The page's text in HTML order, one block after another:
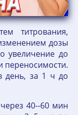
титрования,
дозы
увеличение до
переносимости.
день, за 1 ч до
40--60 мин